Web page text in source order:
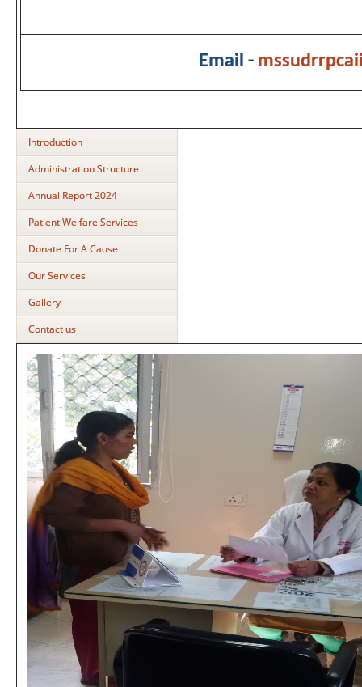
Email -
Introduction
Administration Structure
Annual Report 2024
Patient Welfare Services
Donate For A Cause
Our Services
Gallery
Contact us